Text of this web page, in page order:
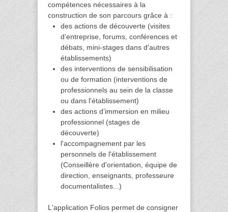
compétences nécessaires à la
construction de son parcours grâce à :
des actions de découverte (visites
d’entreprise, forums, conférences et
débats, mini-stages dans d'autres
établissements)
des interventions de sensibilisation
ou de formation (interventions de
professionnels au sein de la classe
ou dans l'établissement)
des actions d’immersion en milieu
professionnel (stages de
découverte)
l'accompagnement par les
personnels de l'établissement
(Conseillère d'orientation, équipe de
direction, enseignants, professeure
documentalistes...)
L'application Folios permet de consigner